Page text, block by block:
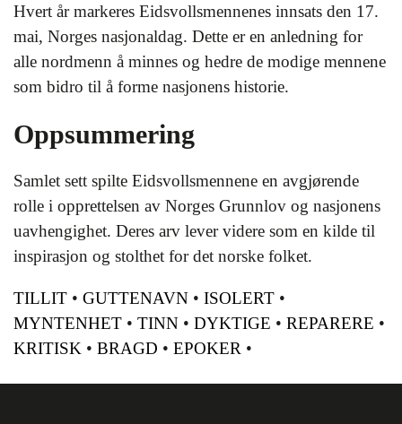
Hvert år markeres Eidsvollsmennenes innsats den 17.
mai, Norges nasjonaldag. Dette er en anledning for
alle nordmenn å minnes og hedre de modige mennene
som bidro til å forme nasjonens historie.
Oppsummering
Samlet sett spilte Eidsvollsmennene en avgjørende
rolle i opprettelsen av Norges Grunnlov og nasjonens
uavhengighet. Deres arv lever videre som en kilde til
inspirasjon og stolthet for det norske folket.
TILLIT • GUTTENAVN • ISOLERT •
MYNTENHET • TINN • DYKTIGE • REPARERE •
KRITISK • BRAGD • EPOKER •